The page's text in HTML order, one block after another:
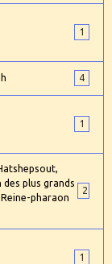
1
4
1
des plus grands
pharaon
1